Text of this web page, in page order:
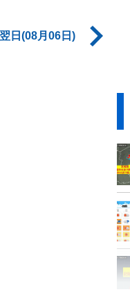
翌日(08月06日)